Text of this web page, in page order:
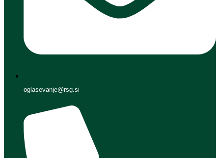
oglasevanje@rsg.si